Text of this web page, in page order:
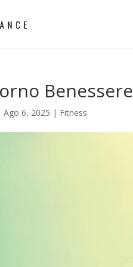
Benessere
Ago 6, 2025 | Fitness